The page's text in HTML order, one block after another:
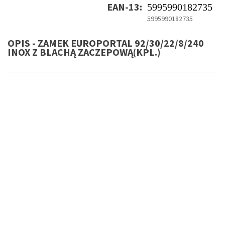
EAN-13: 5995990182735
5995990182735
OPIS - ZAMEK EUROPORTAL 92/30/22/8/240
INOX Z BLACHĄ ZACZEPOWĄ(KPL.)